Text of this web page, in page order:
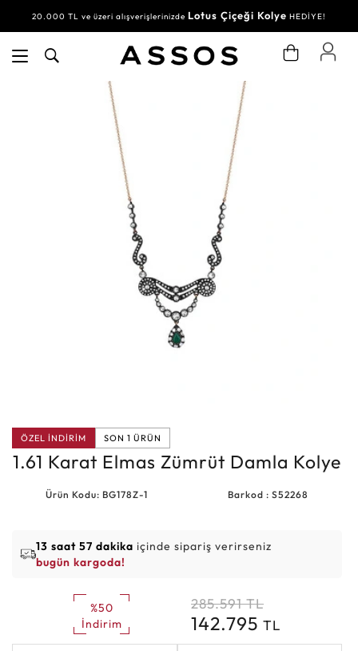
20.000 TL ve üzeri alışverişlerinizde Lotus Çiçeği Kolye HEDİYE!
ÖZEL İNDİRİM SON 1 ÜRÜN
1.61 Karat Elmas Zümrüt Damla Kolye
Ürün Kodu: BG178Z-1 Barkod : S52268
13 saat 57 dakika içinde sipariş verirseniz
bugün kargoda!
%50
İndirim
285.591 TL
142.795 TL